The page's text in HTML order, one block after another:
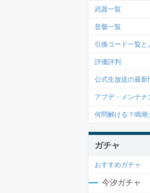
武器一覧
音骸一覧
引換コード一覧と
評価評判
公式生放送の最新
アプデ・メンテナ
何問解ける？鳴潮
ガチャ
おすすめガチャ
今汐ガチャ